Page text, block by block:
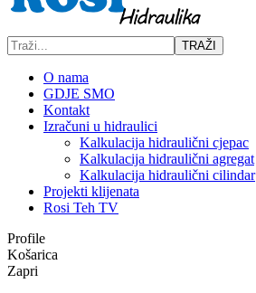
TRAŽI
O nama
GDJE SMO
Kontakt
Izračuni u hidraulici
Kalkulacija hidraulični cjepac
Kalkulacija hidraulični agregat
Kalkulacija hidraulični cilindar
Projekti klijenata
Rosi Teh TV
Profile
Košarica
Zapri